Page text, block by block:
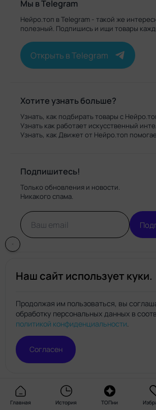
Главная История ТОПни
Мы в Telegram
Нейро.топ в Telegram - такой же
полезный. Подпишись и ищи товары
Открыть в Telegram
Хотите узнать больше?
Узнать, как подбирать товары с
Узнать как работает искусственный
Узнать, как Движет от Нейро.топ
Подпишитесь!
Только обновления и новости.
Никакого спама.
Нейро.топ
© Нейро.топ 2026. Все права защищены.
Политика конфиденциальности
сайтом
Наш сайт использует куки.
Продолжая им пользоваться, вы
обработку персональных данных в
политикой конфиденциальности.
Согласен